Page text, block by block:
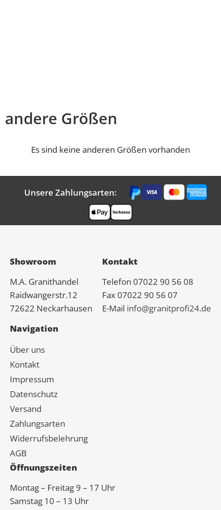
andere Größen
Es sind keine anderen Größen vorhanden
Unsere Zahlungsarten:
Showroom
M.A. Granithandel
Raidwangerstr.12
72622 Neckarhausen
Kontakt
Telefon 07022 90 56 08
Fax 07022 90 56 07
E-Mail info@granitprofi24.de
Navigation
Über uns
Kontakt
Impressum
Datenschutz
Versand
Zahlungsarten
Widerrufsbelehrung
AGB
Öffnungszeiten
Montag – Freitag 9 – 17 Uhr
Samstag 10 – 13 Uhr